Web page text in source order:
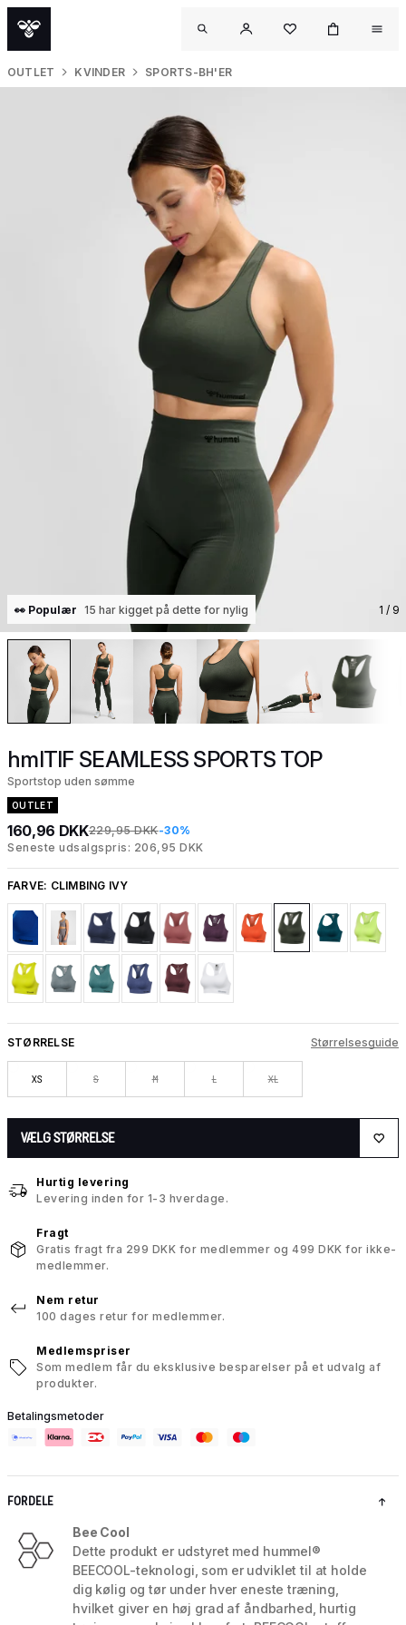
OUTLET KVINDER SPORTS-BH'ER
👀 Populær 15 har kigget på dette for nylig 1 / 9
hmlTIF SEAMLESS SPORTS TOP
Sportstop uden sømme
OUTLET
160,96 DKK229,95 DKK-30%
Seneste udsalgspris: 206,95 DKK
FARVE: CLIMBING IVY
STØRRELSE Størrelsesguide
XS S M L XL
VÆLG STØRRELSE
Hurtig levering
Levering inden for 1-3 hverdage.
Fragt
Gratis fragt fra 299 DKK for medlemmer og 499 DKK for ikke-
medlemmer.
Nem retur
100 dages retur for medlemmer.
Medlemspriser
Som medlem får du eksklusive besparelser på et udvalg af
produkter.
Betalingsmetoder
FORDELE
Bee Cool
Dette produkt er udstyret med hummel®
BEECOOL-teknologi, som er udviklet til at holde
dig kølig og tør under hver eneste træning,
hvilket giver en høj grad af åndbarhed, hurtig